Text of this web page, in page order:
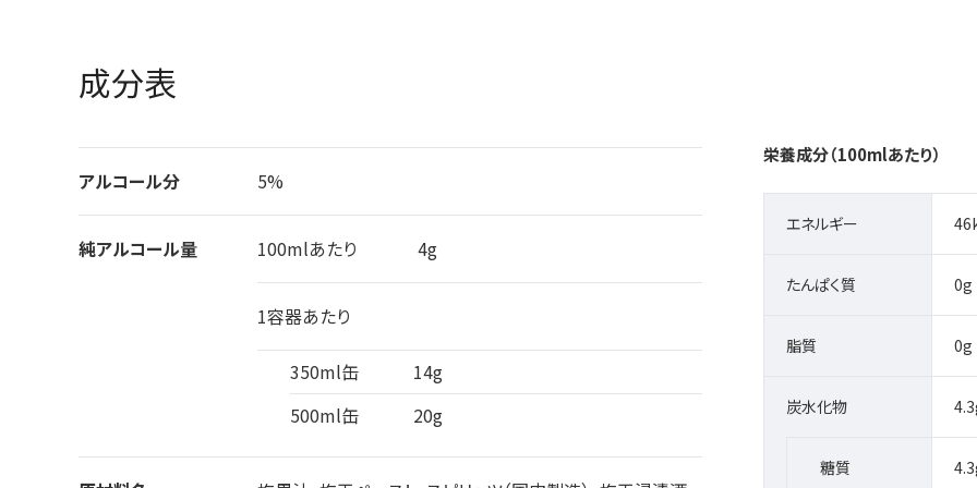
成分表
アルコール分 5%
純アルコール量 100mlあたり 4g
1容器あたり
350ml缶
14g
500ml缶
20g
栄養成分（100mlあたり）
エネルギー
たんぱく質 0g
脂質 0g
炭水化物
糖質